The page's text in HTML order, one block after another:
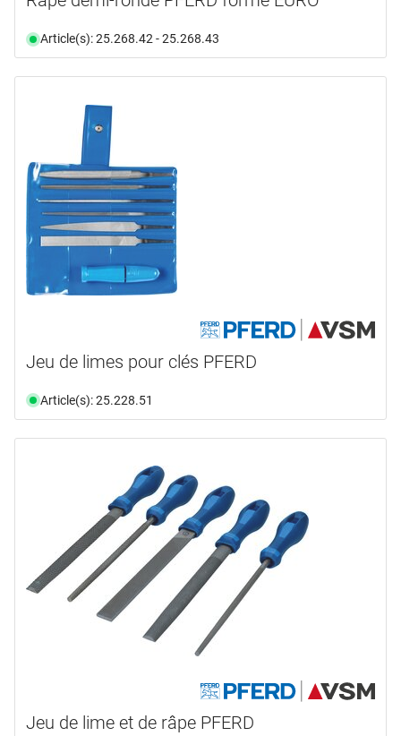
Article(s): 25.268.42 - 25.268.43
Jeu de limes pour clés PFERD
Article(s): 25.228.51
Jeu de lime et de râpe PFERD